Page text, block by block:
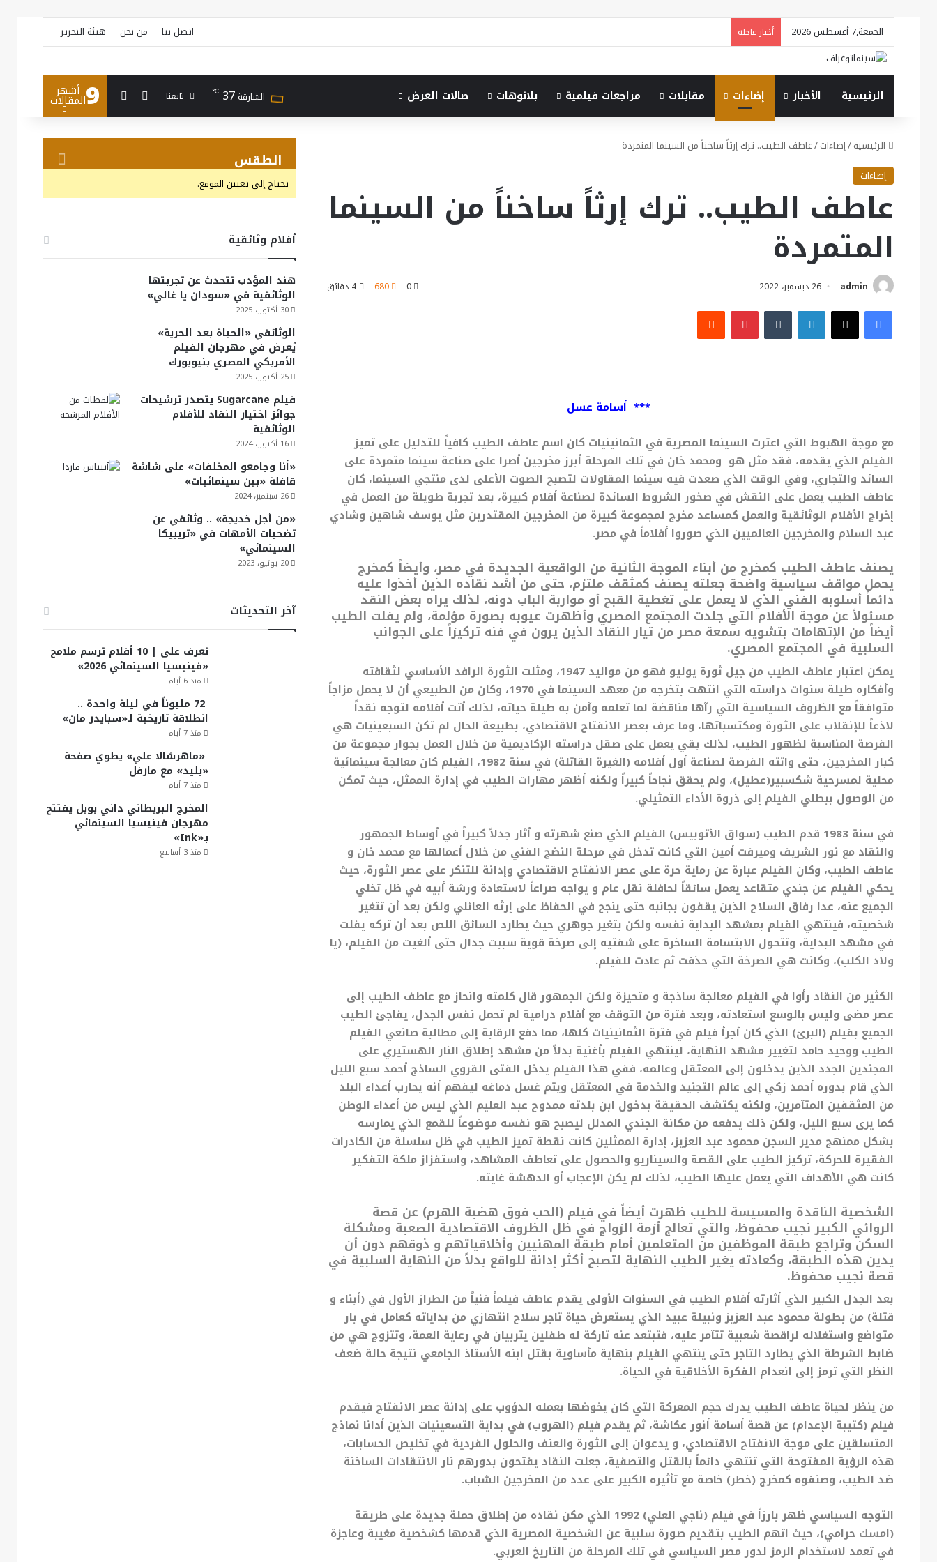
الجمعة,7 أغسطس 2026 أخبار عاجلة اتصل بنا من نحن هيئة التحرير
الرئيسية الأخبار إضاءات مقابلات مراجعات فيلمية بلاتوهات صالات العرض الشارقة 37
℃ تابعنا إضافة عمود جانبي
بحث عن
9 أشهر
المقالات
الرئيسية/إضاءات/عاطف الطيب.. ترك إرثاً ساخناً من السينما المتمردة
إضاءات
عاطف الطيب.. ترك إرثاً ساخناً من السينما
المتمردة
admin 26 ديسمبر، 2022 0
680 4 دقائق
فيسبوكX لينكدإن بينتيريست
*** أسامة عسل
مع موجة الهبوط التي اعترت السينما المصرية في الثمانينيات كان اسم عاطف الطيب كافياً للتدليل على تميز
الفيلم الذي يقدمه، فقد مثل هو ومحمد خان في تلك المرحلة أبرز مخرجين أصرا على صناعة سينما متمردة على
السائد والتجاري، وفي الوقت الذي صعدت فيه سينما المقاولات لتصبح الصوت الأعلى لدى منتجي السينما، كان
عاطف الطيب يعمل على النقش في صخور الشروط السائدة لصناعة أفلام كبيرة، بعد تجربة طويلة من العمل في
إخراج الأفلام الوثائقية والعمل كمساعد مخرج لمجموعة كبيرة من المخرجين المقتدرين مثل يوسف شاهين وشادي
عبد السلام والمخرجين العالميين الذي صوروا أفلاماً في مصر.
يصنف عاطف الطيب كمخرج من أبناء الموجة الثانية من الواقعية الجديدة في مصر، وأيضاً كمخرج
يحمل مواقف سياسية واضحة جعلته يصنف كمثقف ملتزم، حتى من أشد نقاده الذين أخذوا عليه
دائماً أسلوبه الفني الذي لا يعمل على تغطية القبح أو مواربة الباب دونه، لذلك يراه بعض النقد
مسئولاً عن موجة الأفلام التي جلدت المجتمع المصري وأظهرت عيوبه بصورة مؤلمة، ولم يفلت الطيب
أيضاً من الإتهامات بتشويه سمعة مصر من تيار النقاد الذين يرون في فنه تركيزاً على الجوانب
السلبية في المجتمع المصري.
يمكن اعتبار عاطف الطيب من جيل ثورة يوليو فهو من مواليد 1947، ومثلت الثورة الرافد الأساسي لثقافته
وأفكاره طيلة سنوات دراسته التي انتهت بتخرجه من معهد السينما في 1970، وكان من الطبيعي أن لا يحمل مزاجاً
متوافقاً مع الظروف السياسية التي رآها مناقضة لما تعلمه وآمن به طيلة حياته، لذلك أتت أفلامه لتوجه نقداً
لاذعاً للإنقلاب على الثورة ومكتسباتها، وما عرف بعصر الانفتاح الاقتصادي، بطبيعة الحال لم تكن السبعينيات هي
الفرصة المناسبة لظهور الطيب، لذلك بقي يعمل على صقل دراسته الإكاديمية من خلال العمل بجوار مجموعة من
كبار المخرجين، حتى واتته الفرصة لصناعة أول أفلامه (الغيرة القاتلة) في سنة 1982، الفيلم كان معالجة سينمائية
محلية لمسرحية شكسبير(عطيل)، ولم يحقق نجاحاً كبيراً ولكنه أظهر مهارات الطيب في إدارة الممثل، حيث تمكن
من الوصول ببطلي الفيلم إلى ذروة الأداء التمثيلي.
في سنة 1983 قدم الطيب (سواق الأتوبيس) الفيلم الذي صنع شهرته و أثار جدلاً كبيراً في أوساط الجمهور
والنقاد مع نور الشريف وميرفت أمين التي كانت تدخل في مرحلة النضج الفني من خلال أعمالها مع محمد خان و
عاطف الطيب، وكان الفيلم عبارة عن رماية حرة على عصر الانفتاح الاقتصادي وإدانة للتنكر على عصر الثورة، حيث
يحكي الفيلم عن جندي متقاعد يعمل سائقاً لحافلة نقل عام و يواجه صراعاً لاستعادة ورشة أبيه في ظل تخلي
الجميع عنه، عدا رفاق السلاح الذين يقفون بجانبه حتى ينجح في الحفاظ على إرثه العائلي ولكن بعد أن تتغير
شخصيته، فينتهي الفيلم بمشهد البداية نفسه ولكن بتغير جوهري حيث يطارد السائق اللص بعد أن تركه يفلت
في مشهد البداية، وتتحول الابتسامة الساخرة على شفتيه إلى صرخة قوية سببت جدال حتى ألغيت من الفيلم، (يا
ولاد الكلب)، وكانت هي الصرخة التي حذفت ثم عادت للفيلم.
الكثير من النقاد رأوا في الفيلم معالجة ساذجة و متحيزة ولكن الجمهور قال كلمته وانحاز مع عاطف الطيب إلى
عصر مضى وليس بالوسع استعادته، وبعد فترة من التوقف مع أفلام درامية لم تحمل نفس الجدل، يفاجئ الطيب
الجميع بفيلم (البرئ) الذي كان أجرأ فيلم في فترة الثمانينيات كلها، مما دفع الرقابة إلى مطالبة صانعي الفيلم
الطيب ووحيد حامد لتغيير مشهد النهاية، لينتهي الفيلم بأغنية بدلاً من مشهد إطلاق النار الهستيري على
المجندين الجدد الذين يدخلون إلى المعتقل وعالمه، ففي هذا الفيلم يدخل الفتى القروي الساذج أحمد سبع الليل
الذي قام بدوره أحمد زكي إلى عالم التجنيد والخدمة في المعتقل ويتم غسل دماغه ليفهم أنه يحارب أعداء البلد
من المثقفين المتآمرين، ولكنه يكتشف الحقيقة بدخول ابن بلدته ممدوح عبد العليم الذي ليس من أعداء الوطن
كما يرى سبع الليل، ولكن ذلك يدفعه من مكانة الجندي المدلل ليصبح هو نفسه موضوعاً للقمع الذي يمارسه
بشكل ممنهج مدير السجن محمود عبد العزيز، إدارة الممثلين كانت نقطة تميز الطيب في ظل سلسلة من الكادرات
الفقيرة للحركة، تركيز الطيب على القصة والسيناريو والحصول على تعاطف المشاهد، واستفزاز ملكة التفكير
كانت هي الأهداف التي يعمل عليها الطيب، لذلك لم يكن الإعجاب أو الدهشة غايته.
الشخصية الناقدة والمسيسة للطيب ظهرت أيضاً في فيلم (الحب فوق هضبة الهرم) عن قصة
الروائي الكبير نجيب محفوظ، والتي تعالج أزمة الزواج في ظل الظروف الاقتصادية الصعبة ومشكلة
السكن وتراجع طبقة الموظفين من المتعلمين أمام طبقة المهنيين وأخلاقياتهم و ذوقهم دون أن
يدين هذه الطبقة، وكعادته يغير الطيب النهاية لتصبح أكثر إدانة للواقع بدلاً من النهاية السلبية في
قصة نجيب محفوظ.
بعد الجدل الكبير الذي أثارته أفلام الطيب في السنوات الأولى يقدم عاطف فيلماً فنياً من الطراز الأول في (أبناء و
قتلة) من بطولة محمود عبد العزيز ونبيلة عبيد الذي يستعرض حياة تاجر سلاح انتهازي من بداياته كعامل في بار
متواضع واستغلاله لراقصة شعبية تتآمر عليه، فتبتعد عنه تاركة له طفلين يتربيان في رعاية العمة، وتتزوج هي من
ضابط الشرطة الذي يطارد التاجر حتى ينتهي الفيلم بنهاية مأساوية بقتل ابنه الأستاذ الجامعي نتيجة حالة ضعف
النظر التي ترمز إلى انعدام الفكرة الأخلاقية في الحياة.
من ينظر لحياة عاطف الطيب يدرك حجم المعركة التي كان يخوضها بعمله الدؤوب على إدانة عصر الانفتاح فيقدم
فيلم (كتيبة الإعدام) عن قصة أسامة أنور عكاشة، ثم يقدم فيلم (الهروب) في بداية التسعينيات الذين أدانا نماذج
المتسلقين على موجة الانفتاح الاقتصادي، و يدعوان إلى الثورة والعنف والحلول الفردية في تخليص الحسابات،
هذه الرؤية المفتوحة التي تنتهي دائماً بالقتل والتصفية، جعلت النقاد يفتحون بدورهم نار الانتقادات الساخنة
ضد الطيب، وصنفوه كمخرج (خطر) خاصة مع تأثيره الكبير على عدد من المخرجين الشباب.
التوجه السياسي ظهر بارزاً في فيلم (ناجي العلي) 1992 الذي مكن نقاده من إطلاق حملة جديدة على طريقة
(امسك حرامي)، حيث اتهم الطيب بتقديم صورة سلبية عن الشخصية المصرية الذي قدمها كشخصية مغيبة وعاجزة
في تعمد لاستخدام الرمز لدور مصر السياسي في تلك المرحلة من التاريخ العربي.
الطقس
تحتاج إلى تعيين الموقع.
أفلام وثائقية
هند المؤدب تتحدث عن تجربتها
الوثائقية في «سودان يا غالي»
30 أكتوبر، 2025
الوثائقي «الحياة بعد الحرية»
يُعرض في مهرجان الفيلم
الأمريكي المصري بنيويورك
25 أكتوبر، 2025
فيلم Sugarcane يتصدر ترشيحات
جوائز اختيار النقاد للأفلام
الوثائقية
16 أكتوبر، 2024
«أنا وجامعو المخلفات» على شاشة
قافلة «بين سينمائيات»
26 سبتمبر، 2024
«من أجل خديجة» .. وثائقي عن
تضحيات الأمهات في «تريبيكا
السينمائي»
20 يونيو، 2023
آخر التحديثات
تعرف على | 10 أفلام ترسم ملامح
«فينيسيا السينمائي 2026»
منذ 6 أيام
72 مليوناً في ليلة واحدة ..
انطلاقة تاريخية لـ«سبايدر مان»
منذ 7 أيام
«ماهرشالا علي» يطوي صفحة
«بليد» مع مارفل
منذ 7 أيام
المخرج البريطاني داني بويل يفتتح
مهرجان فينيسيا السينمائي
بـ«Ink»
منذ 3 أسابيع